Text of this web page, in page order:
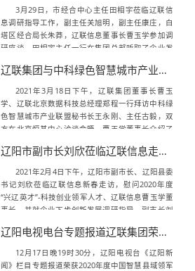
3月29日，市经合中心主任田相宇莅临辽联信
息调研指导工作，副主任关旭明，副主任康庄，白
塔区经合局长朱莽，辽联信息董事长曹玉学参加调
研座谈。田相宇主任一行在集团总部听取了企业发
解介绍，深入了解企业创新发展机制和参与... 辽联集团与中科绿色智慧城市产业联盟达成智慧数据产业项目合作意向
2021年3月18日下午，辽联集团董事长曹玉
学、辽联北京数据科技总经理郑程一行拜访中科绿
色智慧城市产业联盟秘书长王永刚、主任古毅，双
方在北京恒基中心洽谈会晤。曹玉学董事长介绍了
人工智能等领域公司的业务发展并分享了...
辽阳市副市长刘欣莅临辽联信息走访慰问
2021年2月4日下午，辽阳市副市长、辽阳县委
书记刘欣莅临辽联信息新春走访，慰问2020年度
“兴辽英才”-科技创业领军人才、辽联信息曹玉学董
事长，并就企业下步创新发展调研指导。副市长刘
构、重点项目以及自主知识产权讲...
辽阳电视电台专题报道辽联集团荣获2020年度中国智慧县域领军企业殊荣
12月17日晚19时30分，辽阳电视台《辽阳新
闻》栏目专题报道荣获2020年度中国智慧县域领军